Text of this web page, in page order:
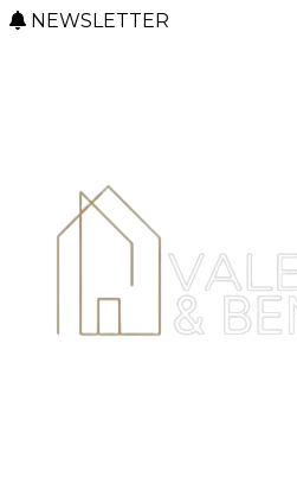
NEWSLETTER